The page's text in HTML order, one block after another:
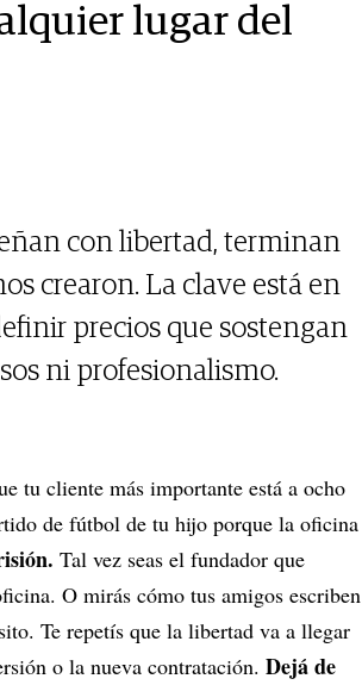
lugar del
con libertad, terminan
crearon. La clave está en
precios que sostengan
ni profesionalismo.
tu cliente más importante está a ocho
de fútbol de tu hijo porque la oficina
Tal vez seas el fundador que
O mirás cómo tus amigos escriben
Te repetís que la libertad va a llegar
o la nueva contratación. Dejá de